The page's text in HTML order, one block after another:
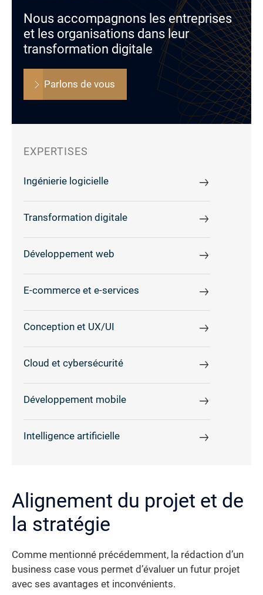
Nous accompagnons les entreprises
et les organisations dans leur
transformation digitale
Parlons de vous
EXPERTISES
Ingénierie logicielle
Transformation digitale
Développement web
E-commerce et e-services
Conception et UX/UI
Cloud et cybersécurité
Développement mobile
Intelligence artificielle
Alignement du projet et de
la stratégie
Comme mentionné précédemment, la rédaction d’un
business case vous permet d’évaluer un futur projet
avec ses avantages et inconvénients.